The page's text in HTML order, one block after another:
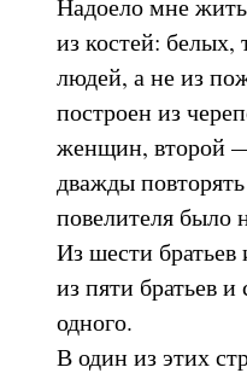
из костей: белых,
людей, а не из
построен из
женщин, второй
дважды
повелителя было
Из шести
из пяти братьев
одного.
В один из этих